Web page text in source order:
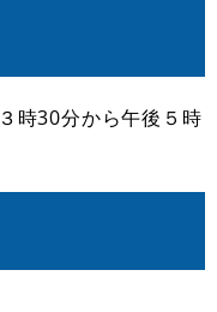
時30分から午後５時